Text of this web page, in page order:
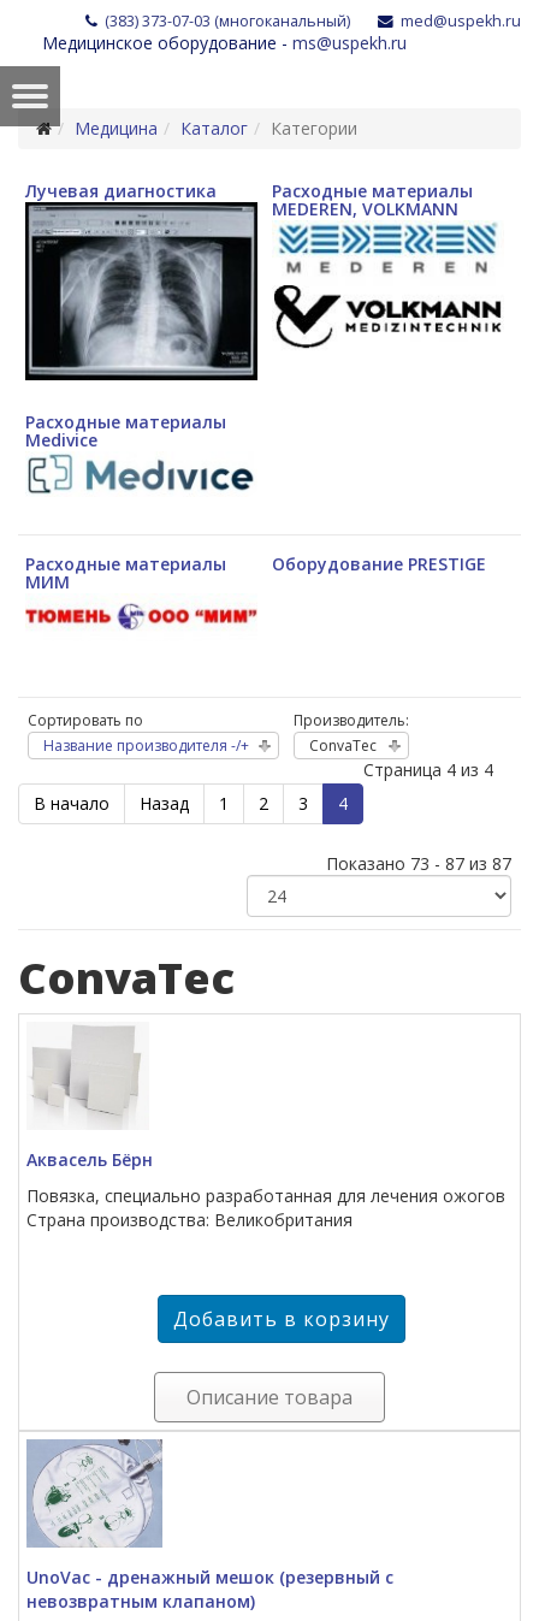
(383) 373-07-03 (многоканальный) med@uspekh.ru
Медицинское оборудование - ms@uspekh.ru
Медицина Каталог Категории
Лучевая диагностика Расходные материалы
MEDEREN, VOLKMANN
Расходные материалы
Medivice
Расходные материалы
МИМ
Оборудование PRESTIGE
Сортировать по
Название производителя -/+
Производитель:
ConvaTec
В начало Назад 1 2 3 4
Страница 4 из 4
Показано 73 - 87 из 87
ConvaTec
Аквасель Бёрн
Повязка, специально разработанная для лечения ожогов
Страна производства: Великобритания
Описание товара
UnoVac - дренажный мешок (резервный с
невозвратным клапаном)